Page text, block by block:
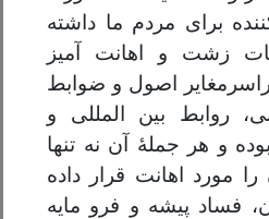
برای مردم ما داشته
زشت و اهانت آمیز
اصول و ضوابط
روابط بین المللی و
و هر جملهٔ آن نه تنها
مورد اهانت قرار داده
فساد پیشه و فرو مایه